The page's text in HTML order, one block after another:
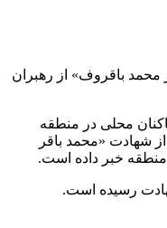
محمد باقروف» از رهبران
محلی در منطقه
شهادت «محمد باقر
منطقه خبر داده است.
رسیده است.